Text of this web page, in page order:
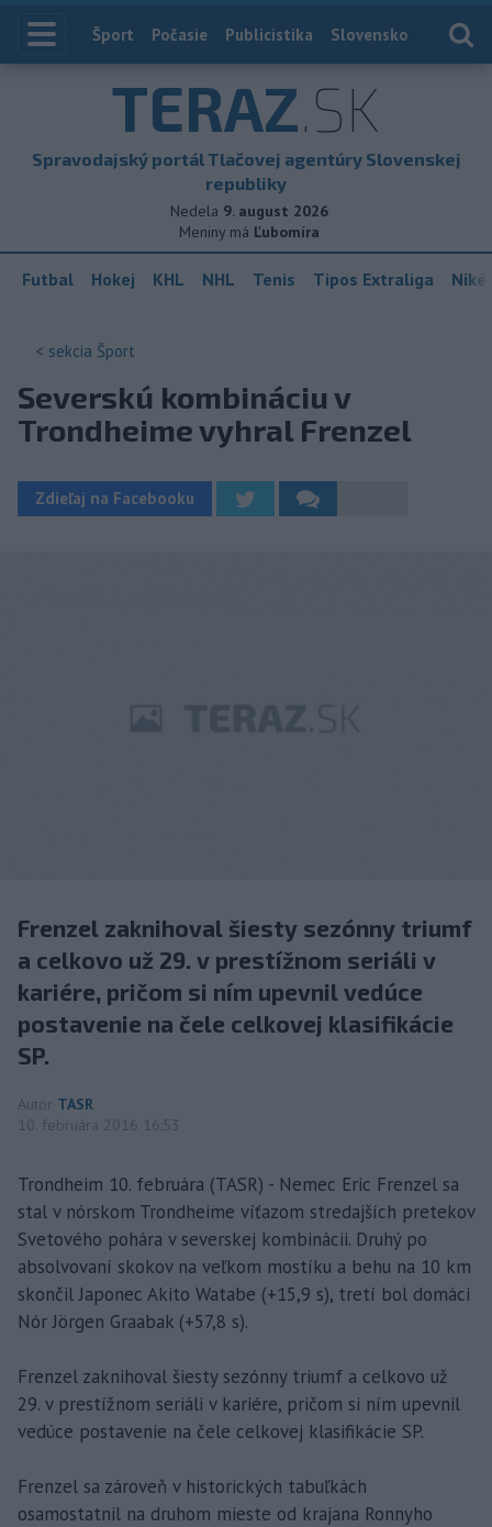
Index
Šport Počasie Publicistika Slovensko
TERAZ.SK
Spravodajský portál Tlačovej agentúry Slovenskej
republiky
Nedela 9. august 2026
Meniny má Ľubomíra
Futbal Hokej KHL NHL Tenis Tipos Extraliga
< sekcia Šport
Severskú kombináciu v
Trondheime vyhral Frenzel
Zdieľaj na Facebooku
Frenzel zaknihoval šiesty sezónny triumf
a celkovo už 29. v prestížnom seriáli v
kariére, pričom si ním upevnil vedúce
postavenie na čele celkovej klasifikácie
SP.
Autor TASR
10. februára 2016 16:53
Trondheim 10. februára (TASR) - Nemec Eric Frenzel sa
stal v nórskom Trondheime víťazom stredajších pretekov
Svetového pohára v severskej kombinácii. Druhý po
absolvovaní skokov na veľkom mostíku a behu na 10 km
skončil Japonec Akito Watabe (+15,9 s), tretí bol domáci
Nór Jörgen Graabak (+57,8 s).
Frenzel zaknihoval šiesty sezónny triumf a celkovo už
29. v prestížnom seriáli v kariére, pričom si ním upevnil
vedúce postavenie na čele celkovej klasifikácie SP.
Frenzel sa zároveň v historických tabuľkách
osamostatnil na druhom mieste od krajana Ronnyho